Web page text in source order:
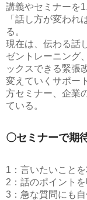
講義やセミナーを
「話し方が変われ
る。
現在は、伝わる話
ゼントレーニング
ックスできる緊張
変えていくサポー
方セミナー、企業
ている。
〇セミナーで期
1：言いたいこと
2：話のポイント
3：急な質問にも